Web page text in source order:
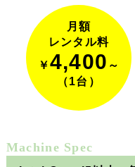
月額
レンタル料
￥4,400 ～
（1台）
Machine Spec